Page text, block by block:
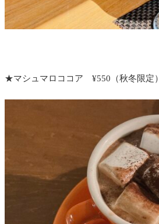
★マシュマロココア ¥550（秋冬限定）